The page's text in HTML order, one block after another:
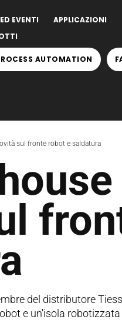
EVENTI APPLICAZIONI
AUTOMATION
sul fronte robot e saldatura
del distributore
e un'isola